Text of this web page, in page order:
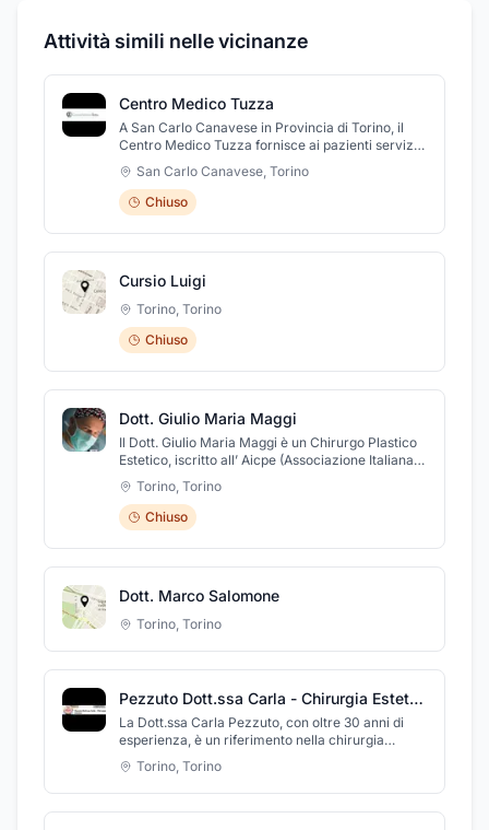
Attività simili nelle vicinanze
Centro Medico Tuzza
A San Carlo Canavese in Provincia di Torino, il
Centro Medico Tuzza fornisce ai pazienti servizi
accurati in diverse specialità odontoiatriche ed
estetiche. Nello Studio sono trattate
l'implantologia, la chirurgia, l'estetica e la protesi
dentaria. Dopo un'analisi completa di tutto il cavo
orale, al fine di analizzare lo stato di salute
parodontale, lo studio ricontatta il paziente con un
attrezzature, come telecamere intraorali,
radiografie digitali, videoradiografia, ultrasuoni e
laser, per garantire un servizio dentistico ed
estetico sempre all'avanguardia, di elevata
professionalità e cortesia.
San Carlo Canavese, Torino
Chiuso
Cursio Luigi
Torino, Torino
Chiuso
Dott. Giulio Maria Maggi
Il Dott. Giulio Maria Maggi è un Chirurgo Plastico
Estetico, iscritto all’ Aicpe (Associazione Italiana
di Chirurgia Plastica Estetica).
Torino, Torino
Chiuso
Dott. Marco Salomone
Torino, Torino
Pezzuto Dott.ssa Carla - Chirurgia Estetica
La Dott.ssa Carla Pezzuto, con oltre 30 anni di
esperienza, è un riferimento nella chirurgia
plastica e ricostruttiva a Torino. Come dirigente di
primo livello presso il C.T.O., gestisce casi
complessi, inclusi grandi ustionati, con
competenza e dedizione. Nel suo studio offre
Torino, Torino